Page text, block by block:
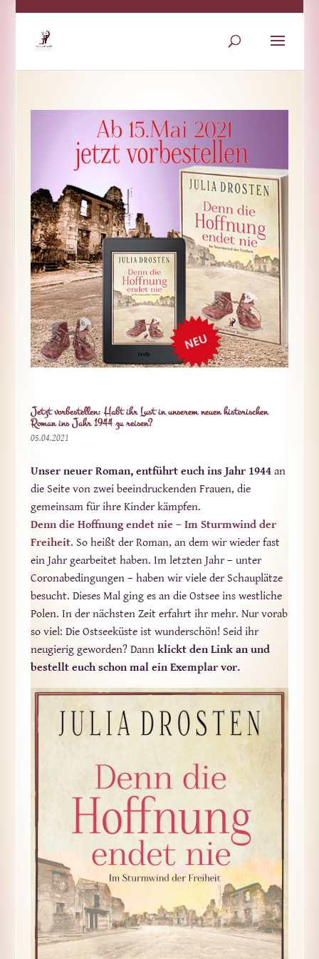
Jetzt vorbestellen: Habt ihr Lust in unserem neuen historischen
Roman ins Jahr 1944 zu reisen?
05.04.2021
Unser neuer Roman, entführt euch ins Jahr 1944 an
die Seite von zwei beeindruckenden Frauen, die
gemeinsam für ihre Kinder kämpfen.
Denn die Hoffnung endet nie – Im Sturmwind der
Freiheit. So heißt der Roman, an dem wir wieder fast
ein Jahr gearbeitet haben. Im letzten Jahr – unter
Coronabedingungen – haben wir viele der Schauplätze
besucht. Dieses Mal ging es an die Ostsee ins westliche
Polen. In der nächsten Zeit erfahrt ihr mehr. Nur vorab
so viel: Die Ostseeküste ist wunderschön! Seid ihr
neugierig geworden? Dannklickt den Link an und
bestellt euch schon mal ein Exemplar vor.